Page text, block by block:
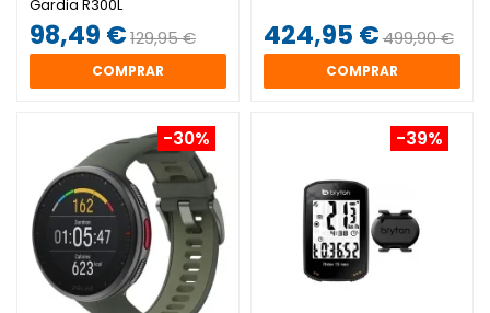
Gardia R300L
98,49 €129,95 €
COMPRAR
424,95 €499,90 €
COMPRAR
-30% -39%